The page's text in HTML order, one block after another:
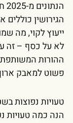
ייעוץ לקוי, מה
לא על כסף – זה
ההורות
פשוט למאבק
טעויות נפוצות
הנה כמה טעויות